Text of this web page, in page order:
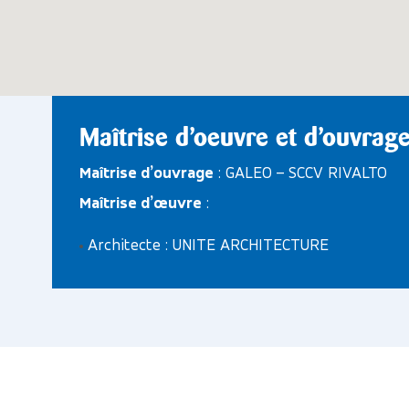
Maîtrise d’oeuvre et
Maîtrise d’ouvrage : GALEO – SCCV RIVALTO
Maîtrise d’œuvre :
Architecte : UNITE ARCHITECTURE